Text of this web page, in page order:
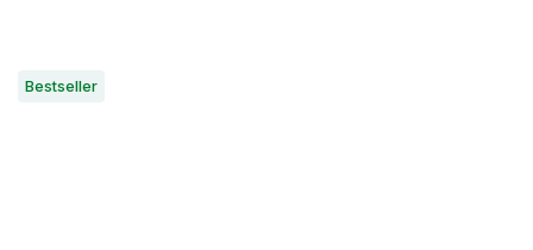
Bestseller